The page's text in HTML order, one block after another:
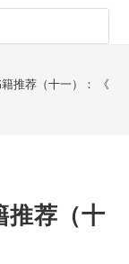
推荐（十一）： 《人
推荐（十